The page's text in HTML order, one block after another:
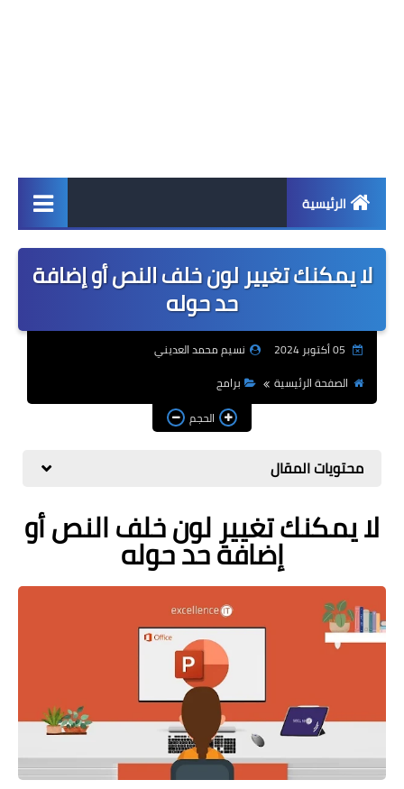
الرئيسية
اخبار
ابل
اندرويد
مراجعات
الربح من الانترنت
ذكاء اصطناعي
لا يمكنك تغيير لون خلف النص أو إضافة
حد حوله
نسيم محمد العديني
الصفحة الرئيسية
برامج
الحجم
محتويات المقال
لا يمكنك تغيير لون خلف النص أو
إضافة حد حوله